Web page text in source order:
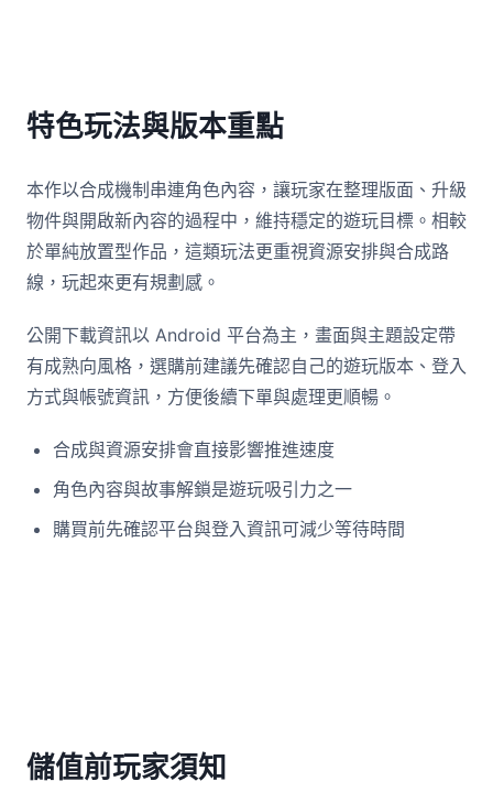
特色玩法與版本重點
本作以合成機制串連角色內容，讓玩家在整理版面、升級
物件與開啟新內容的過程中，維持穩定的遊玩目標。相較
於單純放置型作品，這類玩法更重視資源安排與合成路
線，玩起來更有規劃感。
公開下載資訊以 Android 平台為主，畫面與主題設定帶
有成熟向風格，選購前建議先確認自己的遊玩版本、登入
方式與帳號資訊，方便後續下單與處理更順暢。
合成與資源安排會直接影響推進速度
角色內容與故事解鎖是遊玩吸引力之一
購買前先確認平台與登入資訊可減少等待時間
儲值前玩家須知